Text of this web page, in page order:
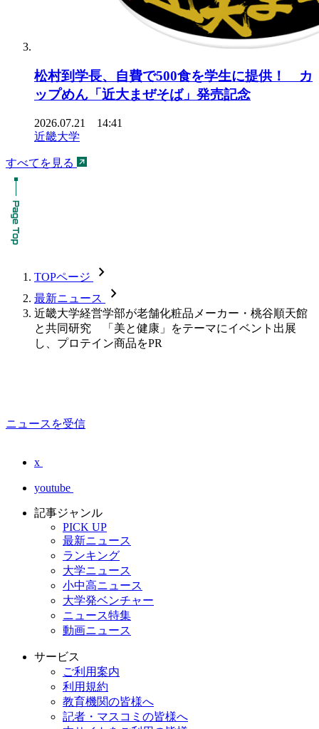
松村到学長、自費で500食を学生に提供！ カ
ップめん「近大まぜそば」発売記念
2026.07.21 14:41
近畿大学
すべてを見る
TOPページ chevron_forward
最新ニュース chevron_forward
近畿大学経営学部が老舗化粧品メーカー・桃谷順天館
と共同研究 「美と健康」をテーマにイベント出展
し、プロテイン商品をPR
ニュースを受信
x
youtube
記事ジャンル
PICK UP
最新ニュース
ランキング
大学ニュース
小中高ニュース
大学発ベンチャー
ニュース特集
動画ニュース
サービス
ご利用案内
利用規約
教育機関の皆様へ
記者・マスコミの皆様へ